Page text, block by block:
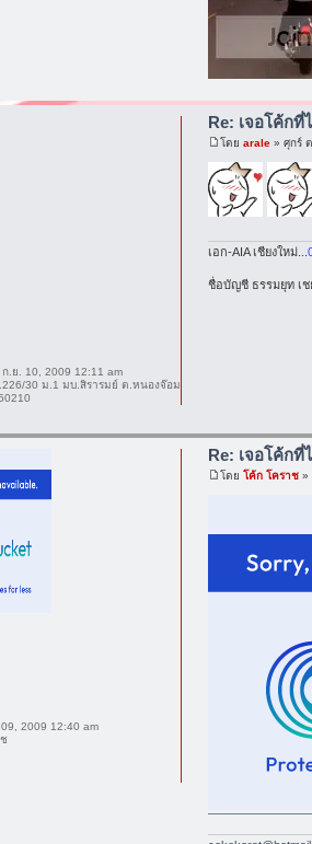
Re: เจอโค้กที่
โดยarale » ศุกร์
เอก-AIA เชียงใหม่...
ชื่อบัญชี ธรรมยุท เ
.ย. 10, 2009 12:11 am
30 ม.1 มบ.สิรารมย์ ต.หนองจ๊อม
Re: เจอโค้กที่
โดย โค้ก โคราช »
2009 12:40 am